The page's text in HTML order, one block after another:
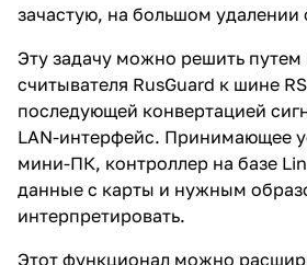
зачастую, на большом удалении
Эту задачу можно решить
считывателя RusGuard к шине
последующей конвертацией
LAN­-интерфейс. Принимающее
мини-ПК, контроллер на базе
данные с карты и нужным
интерпретировать.
Этот функционал можно